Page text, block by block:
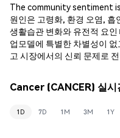
The community sentiment
원인은 고령화, 환경 오염,
생활습관 변화와 유전적 요
업모델에 특별한 차별성이
고 시장에서의 신뢰 문제로
Cancer (CANCER) 실시
1D 7D 1M 3M 1Y